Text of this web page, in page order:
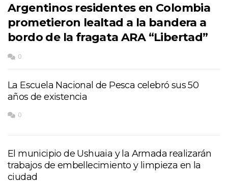
Argentinos residentes en Colombia
prometieron lealtad a la bandera a
bordo de la fragata ARA “Libertad”
0
La Escuela Nacional de Pesca celebró sus 50
años de existencia
0
El municipio de Ushuaia y la Armada realizarán
trabajos de embellecimiento y limpieza en la
ciudad